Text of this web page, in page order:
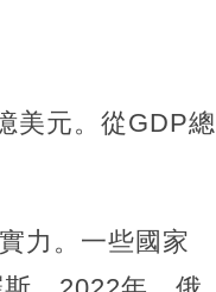
美元。從GDP總
力。一些國家